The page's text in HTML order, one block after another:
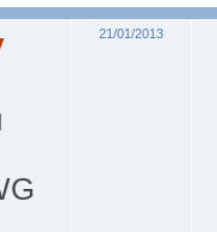
21/01/2013